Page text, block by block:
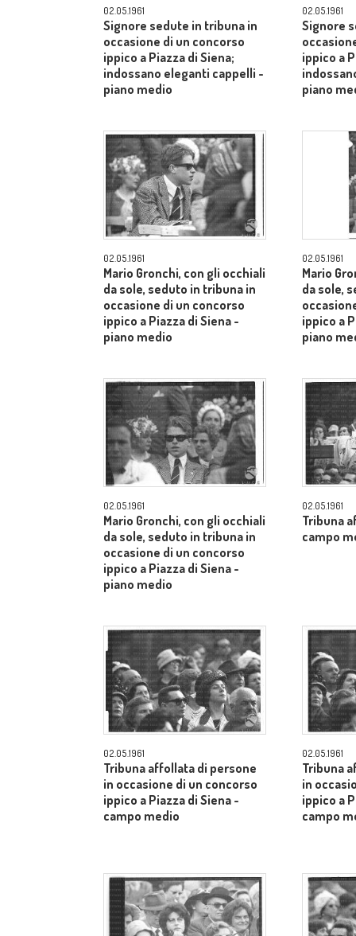
02.05.1961
Signore sedute in tribuna in
occasione di un concorso
ippico a Piazza di Siena;
indossano eleganti cappelli -
piano medio
02.05.1961
Signore
ippico a
piano
02.05.1961
Mario Gronchi, con gli occhiali
da sole, seduto in tribuna in
occasione di un concorso
ippico a Piazza di Siena -
piano medio
02.05.1961
Mario
da sole,
ippico a
piano
02.05.1961
Mario Gronchi, con gli occhiali
da sole, seduto in tribuna in
occasione di un concorso
ippico a Piazza di Siena -
piano medio
02.05.1961
Tribuna
campo
02.05.1961
Tribuna affollata di persone
in occasione di un concorso
ippico a Piazza di Siena -
campo medio
02.05.1961
Tribuna
in
ippico a
campo